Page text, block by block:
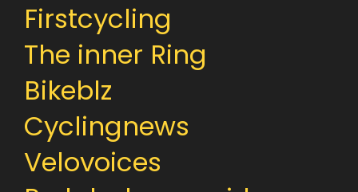
Firstcycling
The inner Ring
Bikeblz
Cyclingnews
Velovoices